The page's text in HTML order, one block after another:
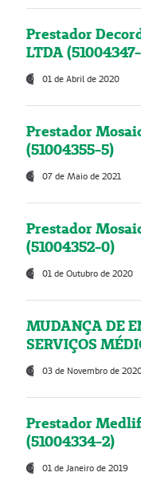
Prestador
LTDA
01 de Abril de 2020
Prestador
(51004355-5)
07 de Maio de 2021
Prestador
(51004352-0)
01 de Outubro de 2020
MUDANÇA DE
SERVIÇOS
03 de Novembro de
Prestador
(51004334-2)
01 de Janeiro de 2019